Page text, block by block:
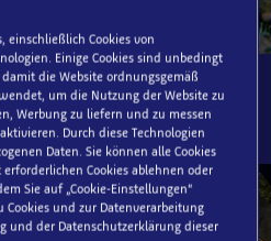
Nähe:
🥚
einschließlich Cookies von
Einige Cookies sind unbedingt
die Website ordnungsgemäß
um die Nutzung der Website zu
Werbung zu liefern und zu messen
Durch diese Technologien
Daten. Sie können alle Cookies
Cookies ablehnen oder
Sie auf „Cookie-Einstellungen“
und zur Datenverarbeitung
und der Datenschutzerklärung dieser